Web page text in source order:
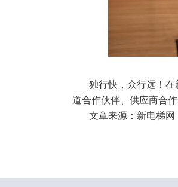
独行快，众行远！
道合作伙伴、供应商合
文章来源：新电梯网